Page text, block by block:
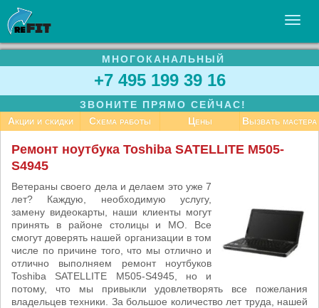
УСЛУГИ
БИЗНЕСУ
СТАТЬИ
МНОГОКАНАЛЬНЫЙ
+7 495 199 39 16
ЗВОНИТЕ ПРЯМО СЕЙЧАС!
Акции и скидки
Схема работы Цены Вызвать мастера
Ремонт ноутбука Toshiba SATELLITE M505-
S4945
Ветераны своего дела и делаем это уже 7
лет? Каждую, необходимую услугу,
замену видеокарты, наши клиенты могут
принять в районе столицы и МО. Все
смогут доверять нашей организации в том
числе по причине того, что мы отлично и
отлично выполняем ремонт ноутбуков
Toshiba SATELLITE M505-S4945, но и
потому, что мы привыкли удовлетворять все пожелания
владельцев техники. За большое количество лет труда, нашей